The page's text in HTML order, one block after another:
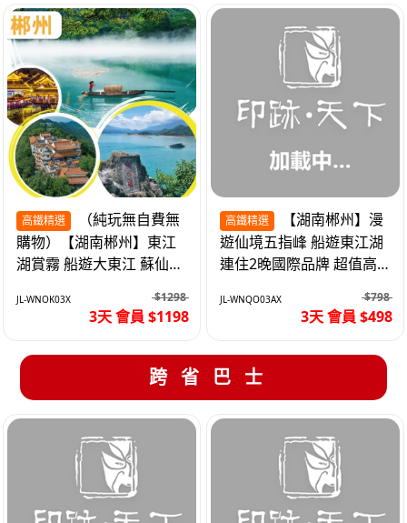
高鐵精選
購物）【湖南郴州】東江
湖賞霧 船遊大東江 蘇仙嶺
JL-WNOK03X $1298
3天 會員 $1198
高鐵精選
遊仙境五指峰 船遊東江湖
連住2晚國際品牌 超值高
JL-WNQO03AX $798
3天 會員 $498
跨省巴士